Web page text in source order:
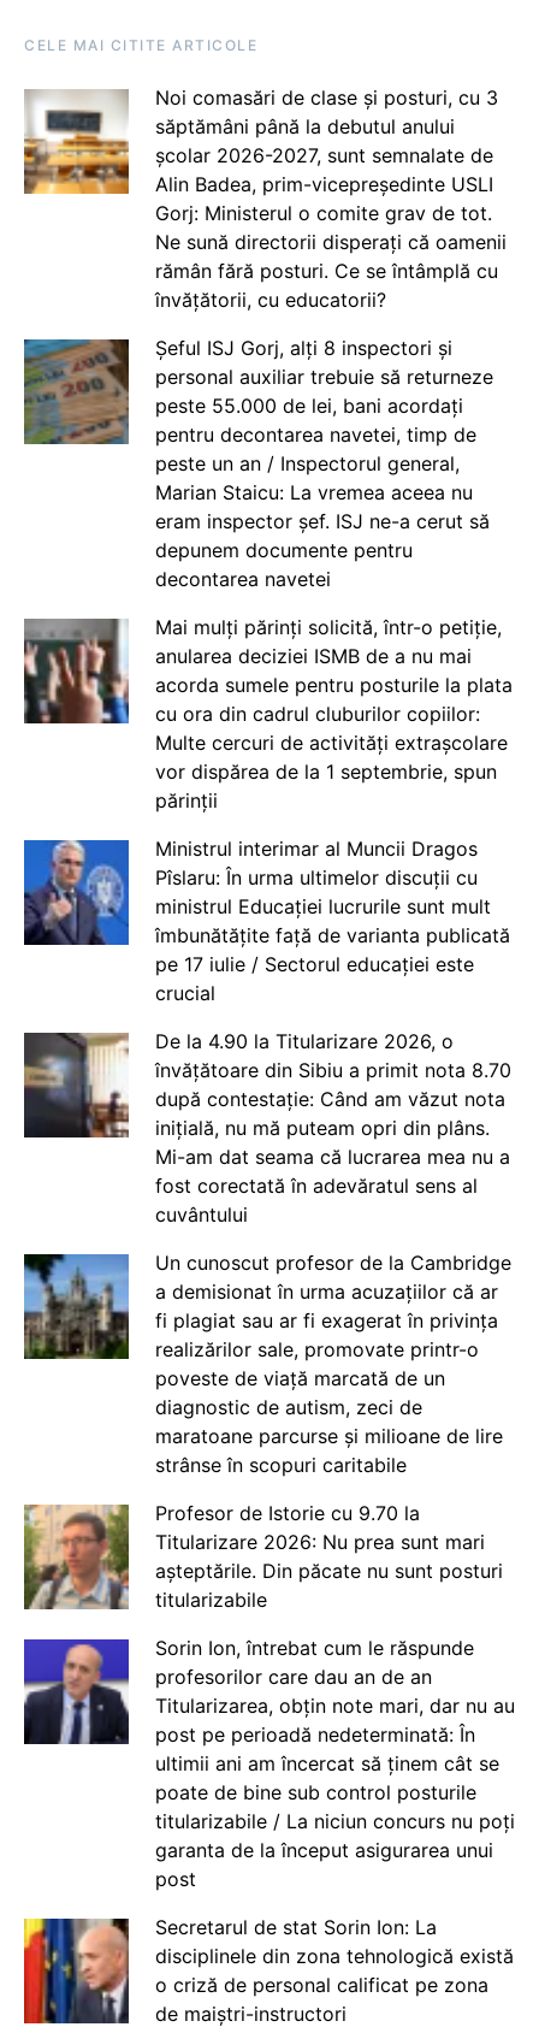
CELE MAI CITITE ARTICOLE
Noi comasări de clase și posturi, cu 3
săptămâni până la debutul anului
școlar 2026-2027, sunt semnalate de
Alin Badea, prim-vicepreședinte USLI
Gorj: Ministerul o comite grav de tot.
Ne sună directorii disperați că oamenii
rămân fără posturi. Ce se întâmplă cu
învățătorii, cu educatorii?
Șeful ISJ Gorj, alți 8 inspectori și
personal auxiliar trebuie să returneze
peste 55.000 de lei, bani acordați
pentru decontarea navetei, timp de
peste un an / Inspectorul general,
Marian Staicu: La vremea aceea nu
eram inspector șef. ISJ ne-a cerut să
depunem documente pentru
decontarea navetei
Mai mulți părinți solicită, într-o petiție,
anularea deciziei ISMB de a nu mai
acorda sumele pentru posturile la plata
cu ora din cadrul cluburilor copiilor:
Multe cercuri de activități extrașcolare
vor dispărea de la 1 septembrie, spun
părinții
Ministrul interimar al Muncii Dragos
Pîslaru: În urma ultimelor discuții cu
ministrul Educației lucrurile sunt mult
îmbunătățite față de varianta publicată
pe 17 iulie / Sectorul educației este
crucial
De la 4.90 la Titularizare 2026, o
învățătoare din Sibiu a primit nota 8.70
după contestație: Când am văzut nota
inițială, nu mă puteam opri din plâns.
Mi-am dat seama că lucrarea mea nu a
fost corectată în adevăratul sens al
cuvântului
Un cunoscut profesor de la Cambridge
a demisionat în urma acuzațiilor că ar
fi plagiat sau ar fi exagerat în privința
realizărilor sale, promovate printr-o
poveste de viață marcată de un
diagnostic de autism, zeci de
maratoane parcurse și milioane de lire
strânse în scopuri caritabile
Profesor de Istorie cu 9.70 la
Titularizare 2026: Nu prea sunt mari
așteptările. Din păcate nu sunt posturi
titularizabile
Sorin Ion, întrebat cum le răspunde
profesorilor care dau an de an
Titularizarea, obțin note mari, dar nu au
post pe perioadă nedeterminată: În
ultimii ani am încercat să ținem cât se
poate de bine sub control posturile
titularizabile / La niciun concurs nu poți
garanta de la început asigurarea unui
post
Secretarul de stat Sorin Ion: La
disciplinele din zona tehnologică există
o criză de personal calificat pe zona
de maiștri-instructori